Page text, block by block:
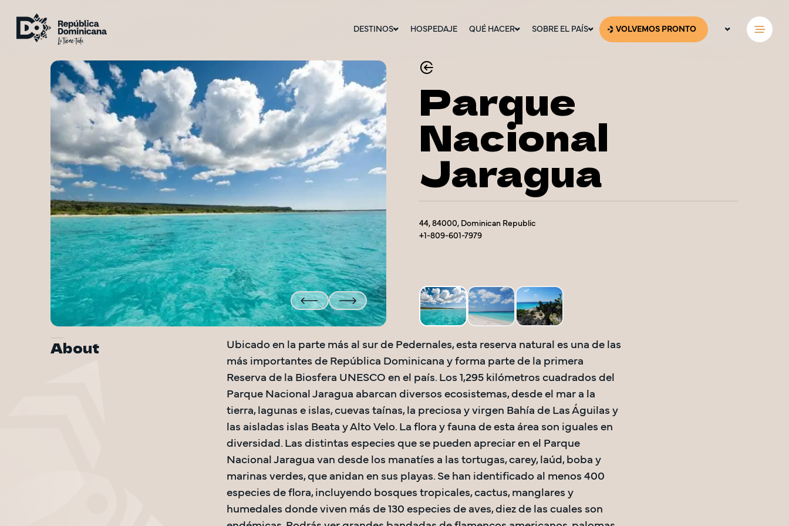
DESTINOS HOSPEDAJE QUÉ HACER SOBRE EL PAÍS VOLVEMOS PRONTO
Parque
Nacional
Jaragua
44, 84000, Dominican Republic
+1-809-601-7979
About
Ubicado en la parte más al sur de Pedernales, esta reserva natural es una de las
más importantes de República Dominicana y forma parte de la primera
Reserva de la Biosfera UNESCO en el país. Los 1,295 kilómetros cuadrados del
Parque Nacional Jaragua abarcan diversos ecosistemas, desde el mar a la
tierra, lagunas e islas, cuevas taínas, la preciosa y virgen Bahía de Las Águilas y
las aisladas islas Beata y Alto Velo. La flora y fauna de esta área son iguales en
diversidad. Las distintas especies que se pueden apreciar en el Parque
Nacional Jaragua van desde los manatíes a las tortugas, carey, laúd, boba y
marinas verdes, que anidan en sus playas. Se han identificado al menos 400
especies de flora, incluyendo bosques tropicales, cactus, manglares y
humedales donde viven más de 130 especies de aves, diez de las cuales son